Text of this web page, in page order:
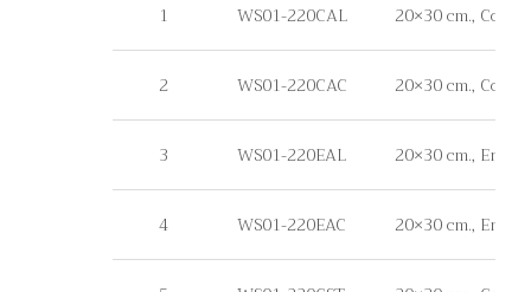
1 WS01-220CAL 20×30 cm.,
2 WS01-220CAC 20×30 cm.,
3 WS01-220EAL 20×30 cm.,
4 WS01-220EAC 20×30 cm.,